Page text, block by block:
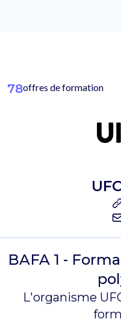
78offres de formation
BAFA 1 -
L'organisme